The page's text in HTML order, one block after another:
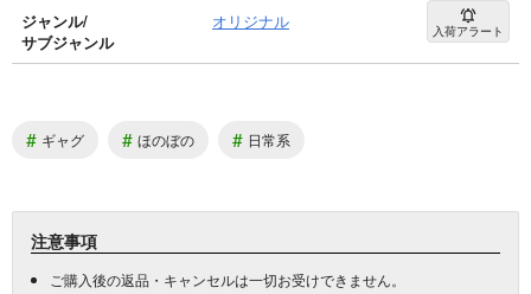
ジャンル/
サブジャンル
オリジナル 入荷アラート
# ギャグ # ほのぼの # 日常系
注意事項
ご購入後の返品・キャンセルは一切お受けできません。